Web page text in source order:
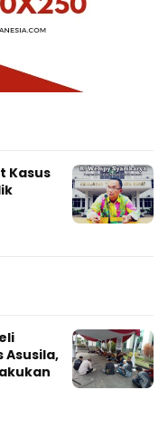
Kasus
Asusila,